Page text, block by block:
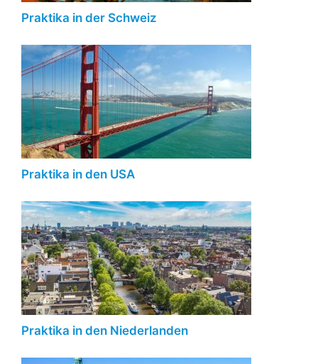
Praktika in der Schweiz
Praktika in den USA
Praktika in den Niederlanden